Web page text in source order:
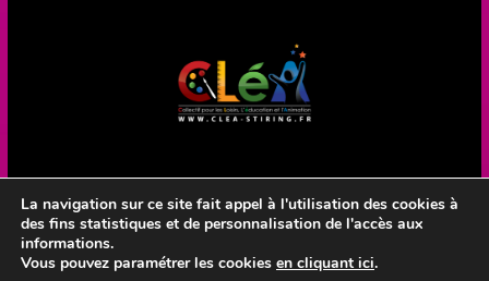
Réalisation Frédéric Amella - CLéA Stiring-Wendel - Hébergé
en France par OVH
La navigation sur ce site fait appel à l'utilisation des cookies à
des fins statistiques et de personnalisation de l'accès aux
informations.
Vous pouvez paramétrer les cookies en cliquant ici.